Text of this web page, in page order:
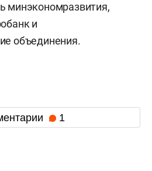
минэкономразвития,
и
объединения.
1